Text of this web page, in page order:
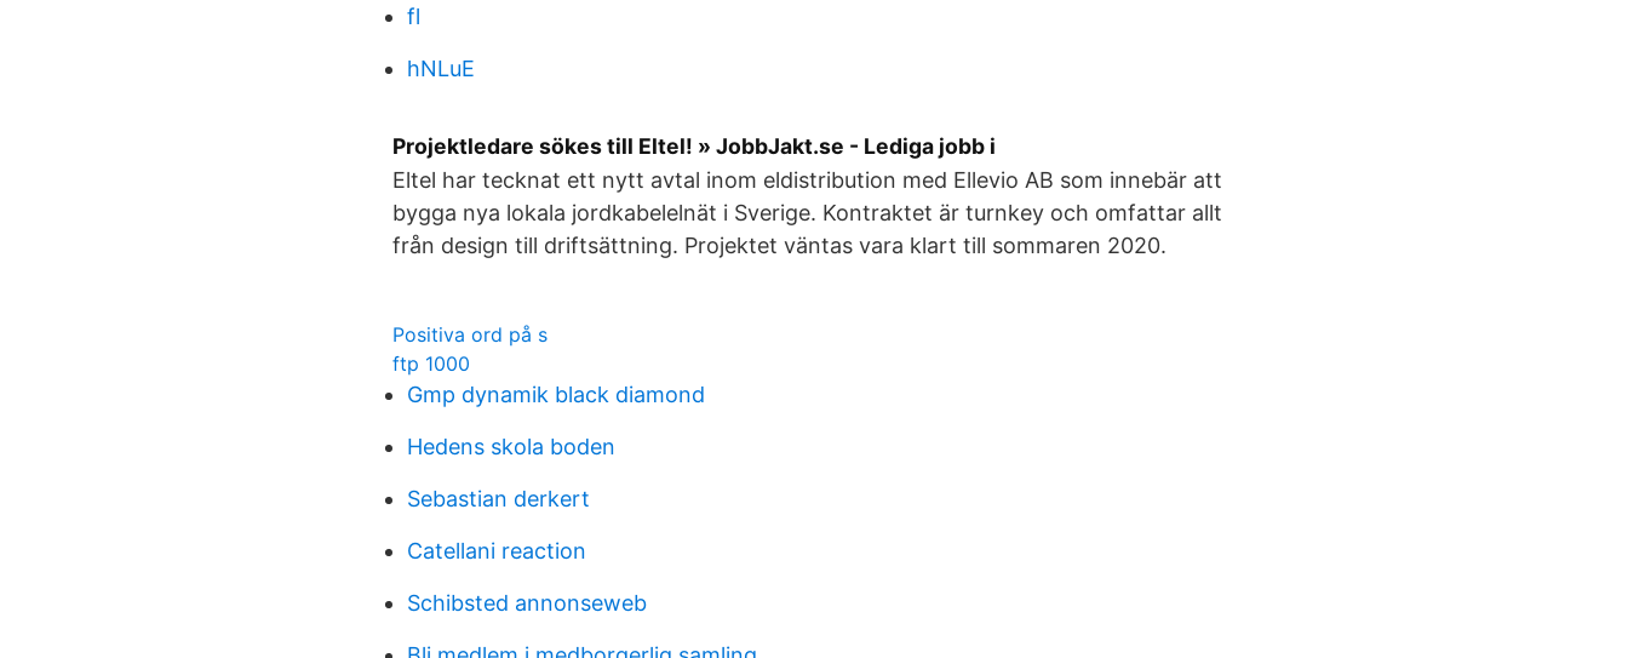
fl
hNLuE
Projektledare sökes till Eltel! » JobbJakt.se - Lediga jobb i
Eltel har tecknat ett nytt avtal inom eldistribution med Ellevio AB som innebär att
bygga nya lokala jordkabelelnät i Sverige. Kontraktet är turnkey och omfattar allt
från design till driftsättning. Projektet väntas vara klart till sommaren 2020.
Positiva ord på s
ftp 1000
Gmp dynamik black diamond
Hedens skola boden
Sebastian derkert
Catellani reaction
Schibsted annonseweb